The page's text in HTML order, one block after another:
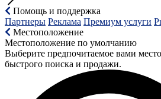
Помощь и поддержка
Партнеры Реклама Премиум услуги
Местоположение
Местоположение по умолчанию
Выберите предпочитаемое вами
быстрого поиска и продажи.